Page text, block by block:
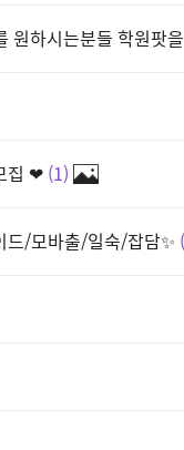
원하시는분들 학원팟
집 ❤ 1
/모바출/일숙/잡담✨